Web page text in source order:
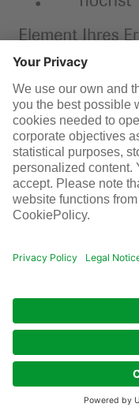
Careers
Infraserv Höchst
Careers
© Infraserv Höchst